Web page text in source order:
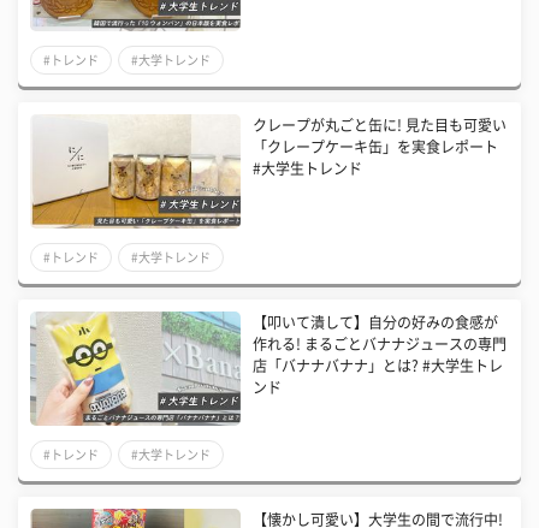
#トレンド #大学トレンド
クレープが丸ごと缶に! 見た目も可愛い
「クレープケーキ缶」を実食レポート
#大学生トレンド
#トレンド #大学トレンド
【叩いて潰して】自分の好みの食感が
作れる! まるごとバナナジュースの専門
店「バナナバナナ」とは? #大学生トレ
ンド
#トレンド #大学トレンド
【懐かし可愛い】大学生の間で流行中!